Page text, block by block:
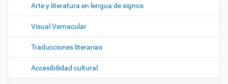
Arte y literatura en lengua de signos
Visual Vernacular
Traducciones literarias
Accesibilidad cultural